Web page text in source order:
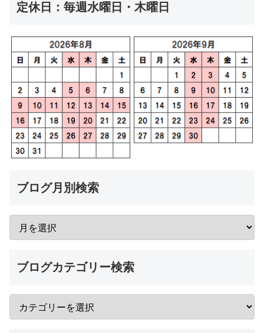
定休日：毎週水曜日・木曜日
ブログ月別検索
ブログカテゴリー検索